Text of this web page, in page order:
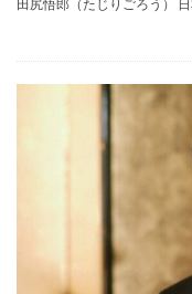
田尻悟郎（たじりごろう）